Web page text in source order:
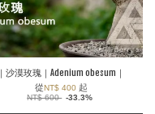
｜沙漠玫瑰｜Adenium obesum｜
從NT$ 400 起
NT$ 600 -33.3%